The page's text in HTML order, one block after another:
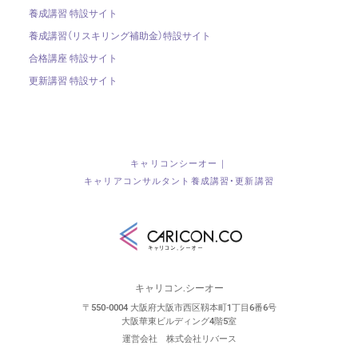
養成講習 特設サイト
養成講習（リスキリング補助金）特設サイト
合格講座 特設サイト
更新講習 特設サイト
キャリコンシーオー｜
キャリアコンサルタント養成講習・更新講習
キャリコン.シーオー
〒550-0004 大阪府大阪市西区靱本町1丁目6番6号
大阪華東ビルディング4階5室
運営会社 株式会社リバース